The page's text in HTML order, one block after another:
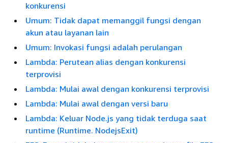
konkurensi
Umum: Tidak dapat memanggil fungsi dengan
akun atau layanan lain
Umum: Invokasi fungsi adalah perulangan
Lambda: Perutean alias dengan konkurensi
terprovisi
Lambda: Mulai awal dengan konkurensi terprovisi
Lambda: Mulai awal dengan versi baru
Lambda: Keluar Node.js yang tidak terduga saat
runtime (Runtime. NodejsExit)